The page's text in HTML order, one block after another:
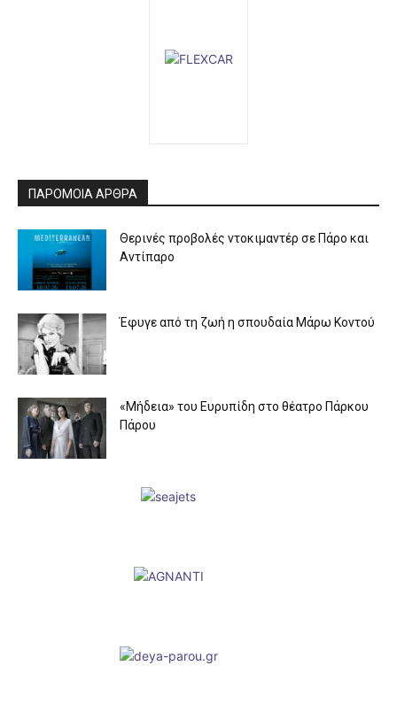
ΠΑΡΟΜΟΙΑ ΑΡΘΡΑ
Θερινές προβολές ντοκιμαντέρ σε Πάρο και
Αντίπαρο
Έφυγε από τη ζωή η σπουδαία Μάρω Κοντού
«Μήδεια» του Ευρυπίδη στο θέατρο Πάρκου
Πάρου